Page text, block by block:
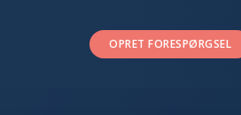
OPRET FORESPØRGSEL